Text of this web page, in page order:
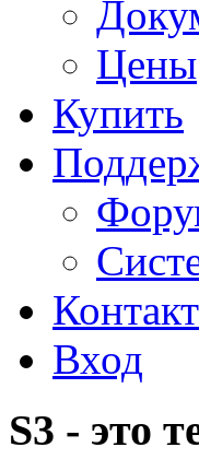
Цены
Купить
Вход
S3 - это